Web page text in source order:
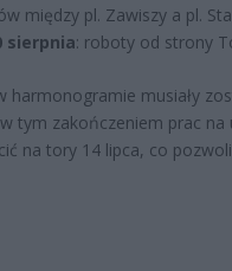
między pl. Zawiszy a pl.
sierpnia: roboty od strony
harmonogramie musiały
tym zakończeniem prac
na tory 14 lipca, co